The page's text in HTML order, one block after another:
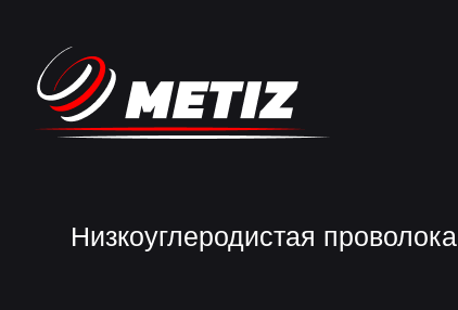
Низкоуглеродистая проволока